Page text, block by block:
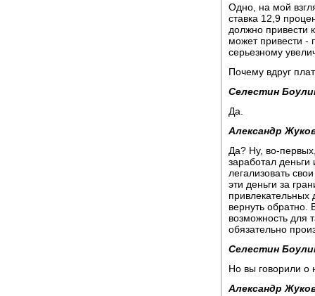
Одно, на мой
ставка 12,9
должно привести
может привести -
серьезному
Почему вдруг
Селестин
Да.
Александр
Да? Ну, во-
заработал деньги
легализовать
эти деньги за
привлекательных
вернуть обратно.
возможность для
обязательно
Селестин
Но вы говорили о
Александр